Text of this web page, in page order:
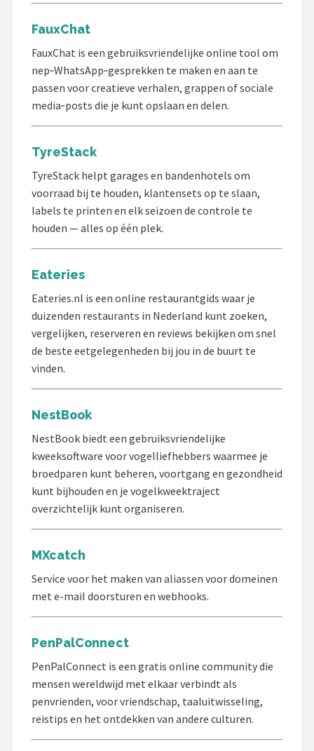
FauxChat
FauxChat is een gebruiksvriendelijke online tool om
nep‑WhatsApp‑gesprekken te maken en aan te
passen voor creatieve verhalen, grappen of sociale
media‑posts die je kunt opslaan en delen.
TyreStack
TyreStack helpt garages en bandenhotels om
voorraad bij te houden, klantensets op te slaan,
labels te printen en elk seizoen de controle te
houden — alles op één plek.
Eateries
Eateries.nl is een online restaurantgids waar je
duizenden restaurants in Nederland kunt zoeken,
vergelijken, reserveren en reviews bekijken om snel
de beste eetgelegenheden bij jou in de buurt te
vinden.
NestBook
NestBook biedt een gebruiksvriendelijke
kweeksoftware voor vogelliefhebbers waarmee je
broedparen kunt beheren, voortgang en gezondheid
kunt bijhouden en je vogelkweektraject
overzichtelijk kunt organiseren.
MXcatch
Service voor het maken van aliassen voor domeinen
met e-mail doorsturen en webhooks.
PenPalConnect
PenPalConnect is een gratis online community die
mensen wereldwijd met elkaar verbindt als
penvrienden, voor vriendschap, taaluitwisseling,
reistips en het ontdekken van andere culturen.